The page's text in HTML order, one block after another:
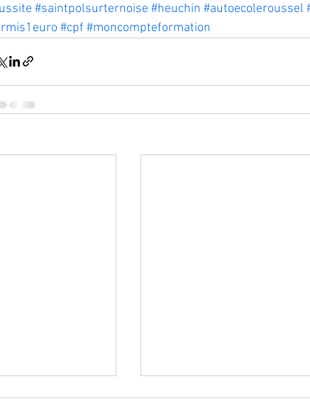
#saintpolsurternoise #heuchin #autoecoleroussel
#cpf #moncompteformation